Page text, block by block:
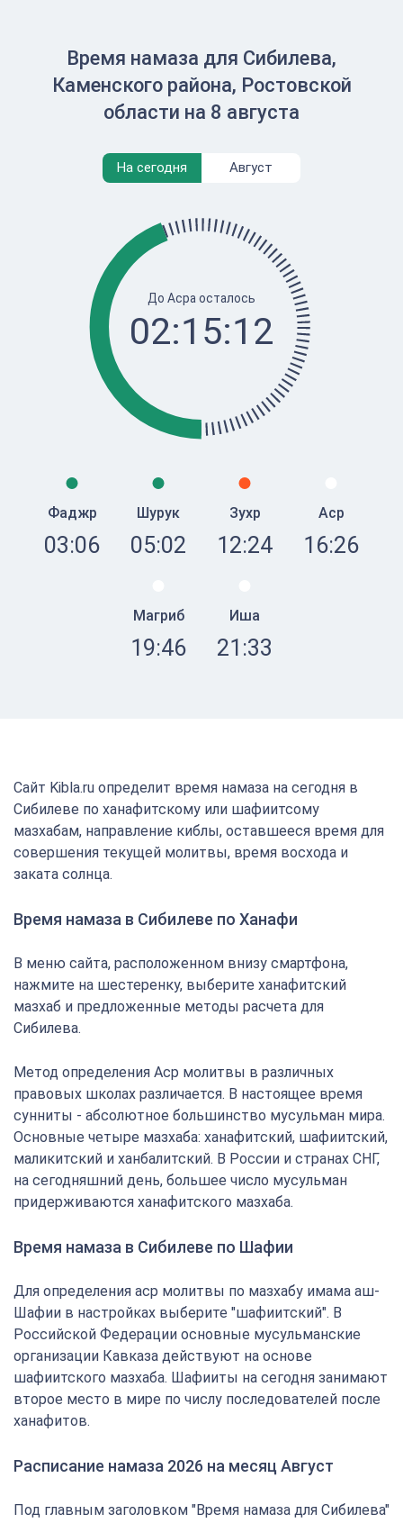
Время намаза для Сибилева,
Каменского района, Ростовской
области на 8 августа
На сегодня Август
До Асра осталось
02:15:12
Фаджр
03:06
Шурук
05:02
Зухр
12:24
Аср
16:26
Магриб
19:46
Иша
21:33
Сайт Kibla.ru определит время намаза на сегодня в
Сибилеве по ханафитскому или шафиитсому
мазхабам, направление киблы, оставшееся время для
совершения текущей молитвы, время восхода и
заката солнца.
Время намаза в Сибилеве по Ханафи
В меню сайта, расположенном внизу смартфона,
нажмите на шестеренку, выберите ханафитский
мазхаб и предложенные методы расчета для
Сибилева.
Метод определения Аср молитвы в различных
правовых школах различается. В настоящее время
сунниты - абсолютное большинство мусульман мира.
Основные четыре мазхаба: ханафитский, шафиитский,
маликитский и ханбалитский. В России и странах СНГ,
на сегодняшний день, большее число мусульман
придерживаются ханафитского мазхаба.
Время намаза в Сибилеве по Шафии
Для определения аср молитвы по мазхабу имама аш-
Шафии в настройках выберите "шафиитский". В
Российской Федерации основные мусульманские
организации Кавказа действуют на основе
шафиитского мазхаба. Шафииты на сегодня занимают
второе место в мире по числу последователей после
ханафитов.
Расписание намаза 2026 на месяц Август
Под главным заголовком "Время намаза для Сибилева"